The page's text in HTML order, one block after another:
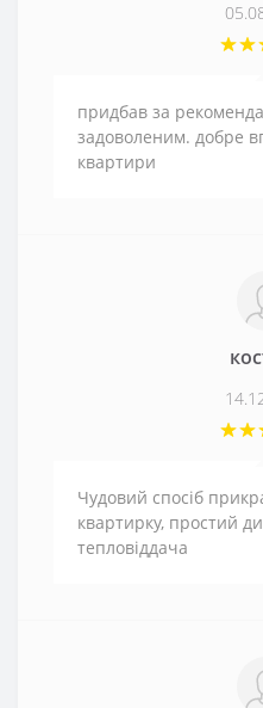
придбав за
задоволеним. добре
квартири
Чудовий спосіб
квартирку, простий
тепловіддача